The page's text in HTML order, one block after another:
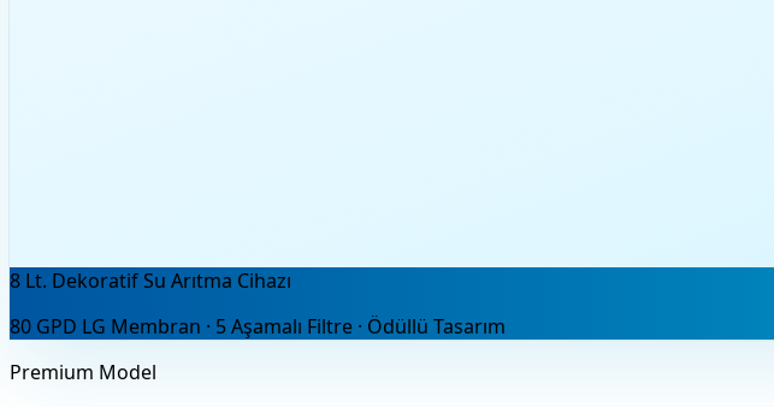
8 Lt. Dekoratif Su Arıtma Cihazı
80 GPD LG Membran · 5 Aşamalı Filtre · Ödüllü Tasarım
Premium Model